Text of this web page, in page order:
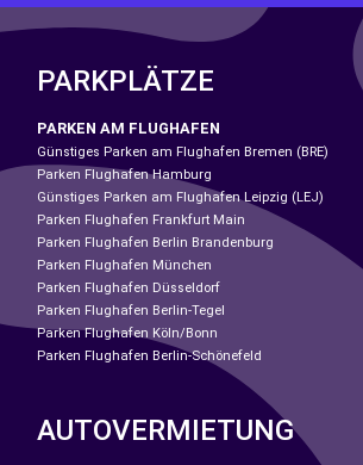
PARKPLÄTZE
PARKEN AM FLUGHAFEN
Günstiges Parken am Flughafen Bremen (BRE)
Parken Flughafen Hamburg
Günstiges Parken am Flughafen Leipzig (LEJ)
Parken Flughafen Frankfurt Main
Parken Flughafen Berlin Brandenburg
Parken Flughafen München
Parken Flughafen Düsseldorf
Parken Flughafen Berlin-Tegel
Parken Flughafen Köln/Bonn
Parken Flughafen Berlin-Schönefeld
AUTOVERMIETUNG